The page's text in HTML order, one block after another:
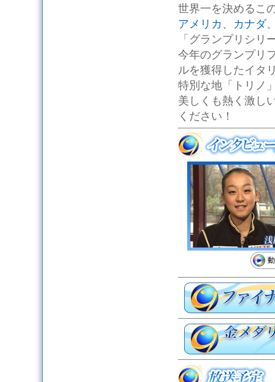
世界一を決めるこ
アメリカ 、 カナダ
「グランプリシリ
今年のグランプリ
ルを獲得したイタ
特別な地「トリノ
美しくも熱く激し
ください！